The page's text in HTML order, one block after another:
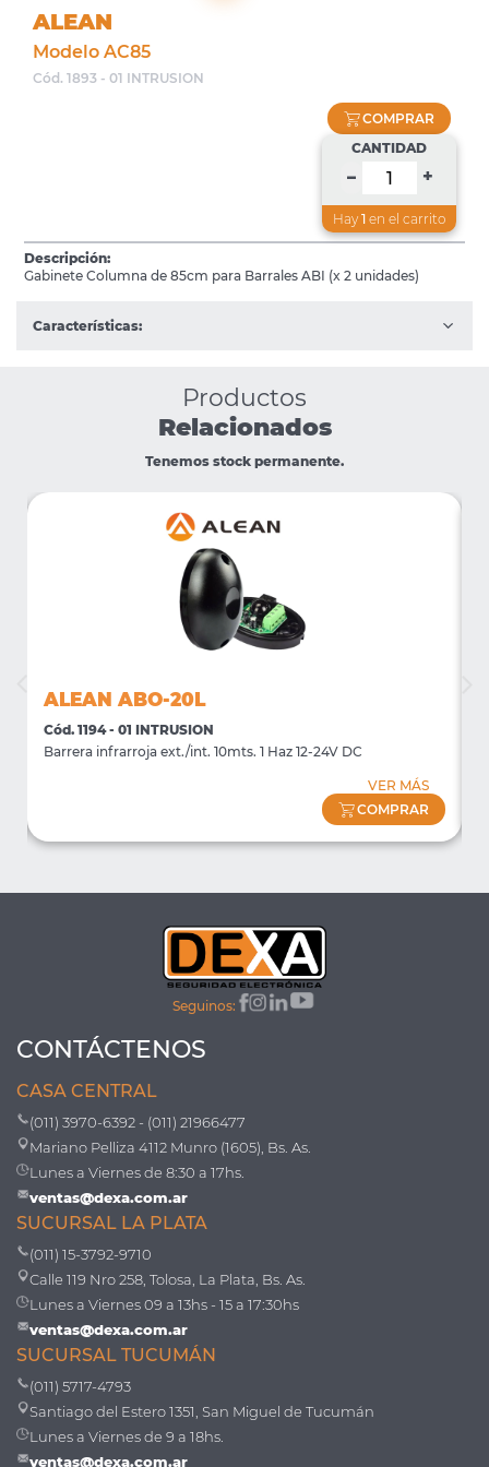
ALEAN
Modelo AC85
Cód. 1893 - 01 INTRUSION
COMPRAR
CANTIDAD
– +
Hay 1 en el carrito
Descripción:
Gabinete Columna de 85cm para Barrales ABI (x 2 unidades)
Características:
Productos
Relacionados
Tenemos stock permanente.
ALEAN ABO-20L
Cód. 1194 - 01 INTRUSION
Barrera infrarroja ext./int. 10mts. 1 Haz 12-24V DC
VER MÁS
COMPRAR
Seguinos:
CONTÁCTENOS
CASA CENTRAL
(011) 3970-6392 - (011) 21966477
Mariano Pelliza 4112 Munro (1605), Bs. As.
Lunes a Viernes de 8:30 a 17hs.
ventas@dexa.com.ar
SUCURSAL LA PLATA
(011) 15-3792-9710
Calle 119 Nro 258, Tolosa, La Plata, Bs. As.
Lunes a Viernes 09 a 13hs - 15 a 17:30hs
ventas@dexa.com.ar
SUCURSAL TUCUMÁN
(011) 5717-4793
Santiago del Estero 1351, San Miguel de Tucumán
Lunes a Viernes de 9 a 18hs.
ventas@dexa.com.ar